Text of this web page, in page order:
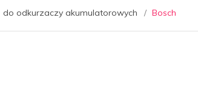
do odkurzaczy akumulatorowych Bosch